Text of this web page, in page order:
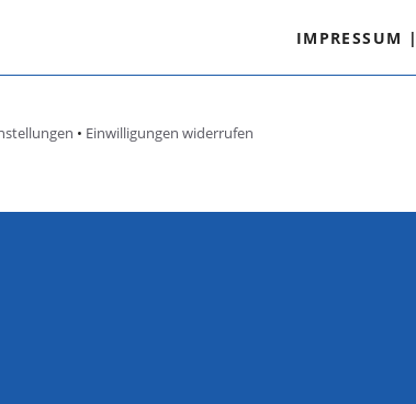
IMPRESSUM |
• Einwilligungen widerrufen